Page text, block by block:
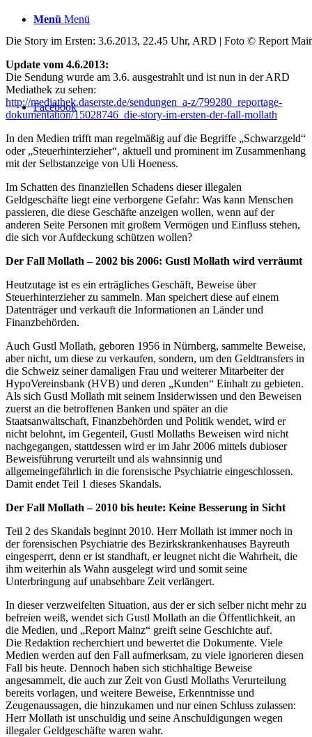
Menü Menü
Facebook
Die Story im Ersten: 3.6.2013, 22.45 Uhr, ARD | Foto © Report
Update vom 4.6.2013:
Die Sendung wurde am 3.6. ausgestrahlt und ist nun in der ARD
Mediathek zu sehen:
http://mediathek.daserste.de/sendungen_a-z/799280_reportage-
dokumentation/15028746_die-story-im-ersten-der-fall-mollath
In den Medien trifft man regelmäßig auf die Begriffe „Schwarzgeld“
oder „Steuerhinterzieher“, aktuell und prominent im Zusammenhang
mit der Selbstanzeige von Uli Hoeness.
Im Schatten des finanziellen Schadens dieser illegalen
Geldgeschäfte liegt eine verborgene Gefahr: Was kann Menschen
passieren, die diese Geschäfte anzeigen wollen, wenn auf der
anderen Seite Personen mit großem Vermögen und Einfluss stehen,
die sich vor Aufdeckung schützen wollen?
Der Fall Mollath – 2002 bis 2006: Gustl Mollath wird verräumt
Heutzutage ist es ein erträgliches Geschäft, Beweise über
Steuerhinterzieher zu sammeln. Man speichert diese auf einem
Datenträger und verkauft die Informationen an Länder und
Finanzbehörden.
Auch Gustl Mollath, geboren 1956 in Nürnberg, sammelte Beweise,
aber nicht, um diese zu verkaufen, sondern, um den Geldtransfers in
die Schweiz seiner damaligen Frau und weiterer Mitarbeiter der
HypoVereinsbank (HVB) und deren „Kunden“ Einhalt zu gebieten.
Als sich Gustl Mollath mit seinem Insiderwissen und den Beweisen
zuerst an die betroffenen Banken und später an die
Staatsanwaltschaft, Finanzbehörden und Politik wendet, wird er
nicht belohnt, im Gegenteil, Gustl Mollaths Beweisen wird nicht
nachgegangen, stattdessen wird er im Jahr 2006 mittels dubioser
Beweisführung verurteilt und als wahnsinnig und
allgemeingefährlich in die forensische Psychiatrie eingeschlossen.
Damit endet Teil 1 dieses Skandals.
Der Fall Mollath – 2010 bis heute: Keine Besserung in Sicht
Teil 2 des Skandals beginnt 2010. Herr Mollath ist immer noch in
der forensischen Psychiatrie des Bezirkskrankenhauses Bayreuth
eingesperrt, denn er ist standhaft, er leugnet nicht die Wahrheit, die
ihm weiterhin als Wahn ausgelegt wird und somit seine
Unterbringung auf unabsehbare Zeit verlängert.
In dieser verzweifelten Situation, aus der er sich selber nicht mehr zu
befreien weiß, wendet sich Gustl Mollath an die Öffentlichkeit, an
die Medien, und „Report Mainz“ greift seine Geschichte auf.
Die Redaktion recherchiert und bewertet die Dokumente. Viele
Medien werden auf den Fall aufmerksam, zu viele ignorieren diesen
Fall bis heute. Dennoch haben sich stichhaltige Beweise
angesammelt, die auch zur Zeit von Gustl Mollaths Verurteilung
bereits vorlagen, und weitere Beweise, Erkenntnisse und
Zeugenaussagen, die hinzukamen und nur einen Schluss zulassen:
Herr Mollath ist unschuldig und seine Anschuldigungen wegen
illegaler Geldgeschäfte waren wahr.